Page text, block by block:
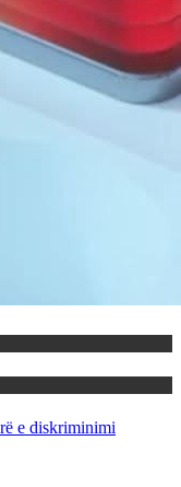
e diskriminimi